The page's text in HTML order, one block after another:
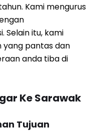
Kami mengurus
Selain itu, kami
pantas dan
anda tiba di
Ke Sarawak
Tujuan